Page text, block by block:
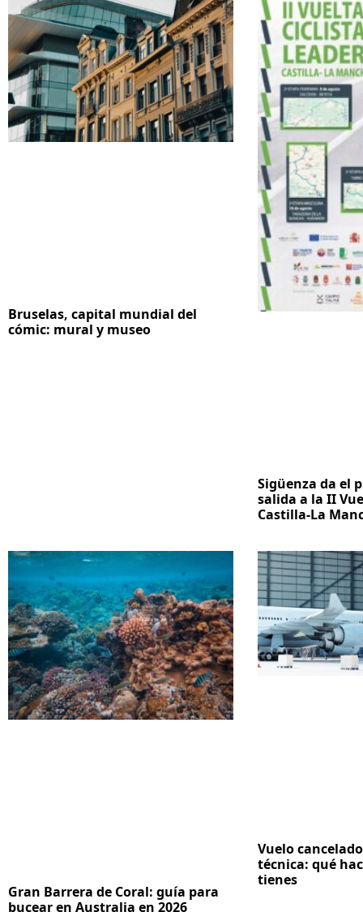
Bruselas, capital mundial del
cómic: mural y museo
Sigüenza da el
salida a la II
Castilla-La
Gran Barrera de Coral: guía para
bucear en Australia en 2026
Vuelo
técnica: qué
tienes